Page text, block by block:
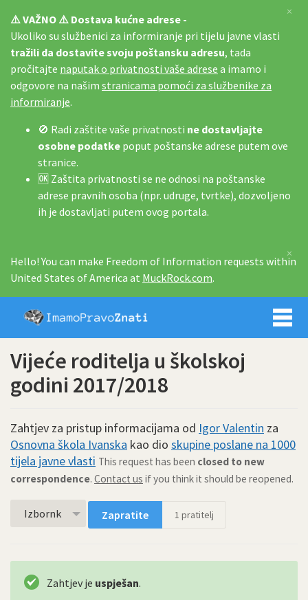
⚠️ VAŽNO ⚠️ Dostava kućne adrese -
Ukoliko su službenici za informiranje pri tijelu javne vlasti
tražili da dostavite svoju poštansku adresu, tada
pročitajte naputak o privatnosti vaše adrese a imamo i
odgovore na našim stranicama pomoći za službenike za
informiranje.
🚫 Radi zaštite vaše privatnosti ne dostavljajte
osobne podatke poput poštanske adrese putem ove
stranice.
🆗 Zaštita privatnosti se ne odnosi na poštanske
adrese pravnih osoba (npr. udruge, tvrtke), dozvoljeno
ih je dostavljati putem ovog portala.
×
Hello! You can make Freedom of Information requests within
United States of America at MuckRock.com.
×
Imamo
Vijeće roditelja u školskoj
godini 2017/2018
Zahtjev za pristup informacijama od Igor Valentin za
Osnovna škola Ivanska kao dio skupine poslane na 1000
tijela javne vlasti This request has been closed to new
correspondence. Contact us if you think it should be reopened.
Izbornk Zapratite 1 pratitelj
Zahtjev je uspješan.